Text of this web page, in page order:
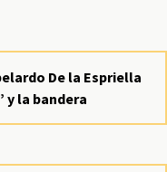
De la Espriella
y la bandera